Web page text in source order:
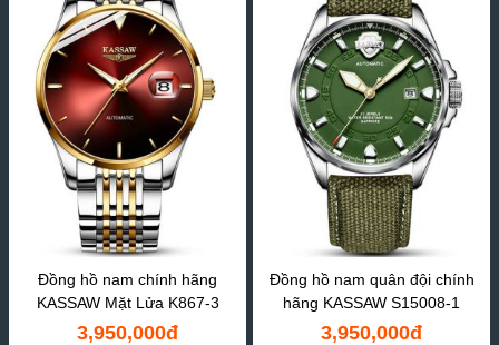
Đồng hồ nam chính hãng
KASSAW Mặt Lửa K867-3
3,950,000đ
Đồng hồ nam quân đội chính
hãng KASSAW S15008-1
3,950,000đ